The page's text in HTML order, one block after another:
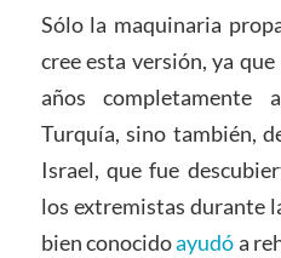
Sólo la maquinaria
cree esta versión, ya
años completamente
Turquía, sino también,
Israel, que fue
los extremistas durante
bien conocidoayudóa